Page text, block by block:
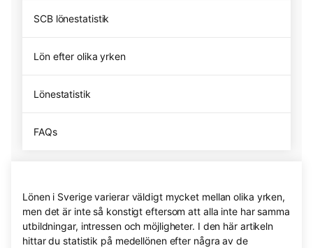
SCB lönestatistik
Lön efter olika yrken
Lönestatistik
FAQs
Lönen i Sverige varierar väldigt mycket mellan olika yrken,
men det är inte så konstigt eftersom att alla inte har samma
utbildningar, intressen och möjligheter. I den här artikeln
hittar du statistik på medellönen efter några av de